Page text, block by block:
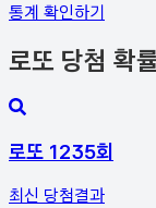
통계 확인하기
로또 당첨 확
로또 1235회
최신 당첨결과